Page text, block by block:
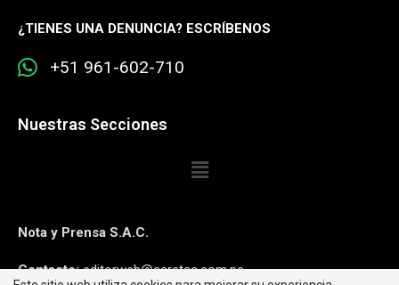
¿TIENES UNA DENUNCIA? ESCRÍBENOS
+51 961-602-710
Nuestras Secciones
Nota y Prensa S.A.C.
Contacto:editorweb@caretas.com.pe